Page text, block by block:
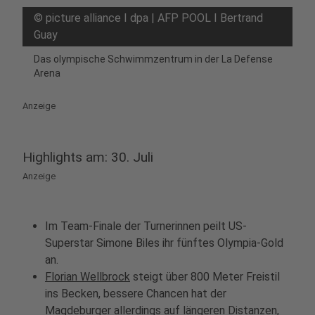
© picture alliance I dpa | AFP POOL I Bertrand
Guay
Das olympische Schwimmzentrum in der La Defense
Arena
Anzeige
Highlights am: 30. Juli
Anzeige
Im Team-Finale der Turnerinnen peilt US-
Superstar Simone Biles ihr fünftes Olympia-Gold
an.
Florian Wellbrock steigt über 800 Meter Freistil
ins Becken, bessere Chancen hat der
Magdeburger allerdings auf längeren Distanzen,